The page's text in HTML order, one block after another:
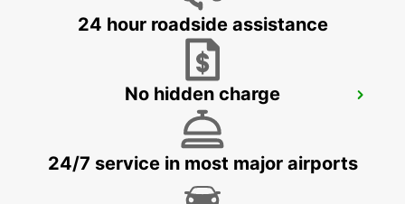
STOCKHOLM SKODA BREDDEN
UPPLANDS VASBY - SWEDEN
24 hour roadside assistance
No hidden charge
24/7 service in most major airports